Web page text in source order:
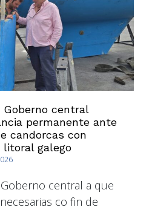
Goberno central
permanente ante
candorcas con
litoral galego
central a que
co fin de